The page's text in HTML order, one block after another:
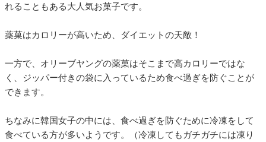
れることもある大人気お菓子です。
薬菓はカロリーが高いため、ダイエットの天敵！
一方で、オリーブヤングの薬菓はそこまで高カロリーではな
く、ジッパー付きの袋に入っているため食べ過ぎを防ぐことが
できます。
ちなみに韓国女子の中には、食べ過ぎを防ぐために冷凍をして
食べている方が多いようです。（冷凍してもガチガチには凍り